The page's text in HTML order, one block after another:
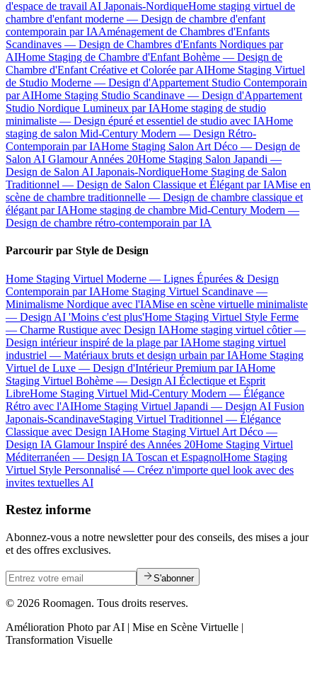
d'espace de travail AI Japonais-NordiqueHome staging virtuel de
chambre d'enfant moderne — Design de chambre d'enfant
contemporain par IAAménagement de Chambres d'Enfants
Scandinaves — Design de Chambres d'Enfants Nordiques par
AIHome Staging de Chambre d'Enfant Bohème — Design de
Chambre d'Enfant Créative et Colorée par AIHome Staging Virtuel
de Studio Moderne — Design d'Appartement Studio Contemporain
par AIHome Staging Studio Scandinave — Design d'Appartement
Studio Nordique Lumineux par IAHome staging de studio
minimaliste — Design épuré et essentiel de studio avec IAHome
staging de salon Mid-Century Modern — Design Rétro-
Contemporain par IAHome Staging Salon Art Déco — Design de
Salon AI Glamour Années 20Home Staging Salon Japandi —
Design de Salon AI Japonais-NordiqueHome Staging de Salon
Traditionnel — Design de Salon Classique et Élégant par IAMise en
scène de chambre traditionnelle — Design de chambre classique et
élégant par IAHome staging de chambre Mid-Century Modern —
Design de chambre rétro-contemporain par IA
Parcourir par Style de Design
Home Staging Virtuel Moderne — Lignes Épurées & Design
Contemporain par IAHome Staging Virtuel Scandinave —
Minimalisme Nordique avec l'IAMise en scène virtuelle minimaliste
— Design AI 'Moins c'est plus'Home Staging Virtuel Style Ferme
— Charme Rustique avec Design IAHome staging virtuel côtier —
Design intérieur inspiré de la plage par IAHome staging virtuel
industriel — Matériaux bruts et design urbain par IAHome Staging
Virtuel de Luxe — Design d'Intérieur Premium par IAHome
Staging Virtuel Bohème — Design AI Éclectique et Esprit
LibreHome Staging Virtuel Mid-Century Modern — Élégance
Rétro avec l'AIHome Staging Virtuel Japandi — Design AI Fusion
Japonais-ScandinaveStaging Virtuel Traditionnel — Élégance
Classique avec Design IAHome Staging Virtuel Art Déco —
Design IA Glamour Inspiré des Années 20Home Staging Virtuel
Méditerranéen — Design IA Toscan et EspagnolHome Staging
Virtuel Style Personnalisé — Créez n'importe quel look avec des
invites textuelles AI
Restez informe
Abonnez-vous a notre newsletter pour des conseils, des mises a jour
et des offres exclusives.
S'abonner
© 2026 Roomagen. Tous droits reserves.
Amélioration Photo par AI | Mise en Scène Virtuelle |
Transformation Visuelle